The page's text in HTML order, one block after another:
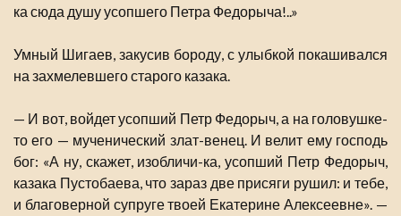
ка сюда душу усопшего Петра Федорыча!..»
Умный Шигаев, закусив бороду, с улыбкой покашивался
на захмелевшего старого казака.
— И вот, войдет усопший Петр Федорыч, а на головушке-
то его — мученический злат-венец. И велит ему господь
бог: «А ну, скажет, изобличи-ка, усопший Петр Федорыч,
казака Пустобаева, что зараз две присяги рушил: и тебе,
и благоверной супруге твоей Екатерине Алексеевне». —